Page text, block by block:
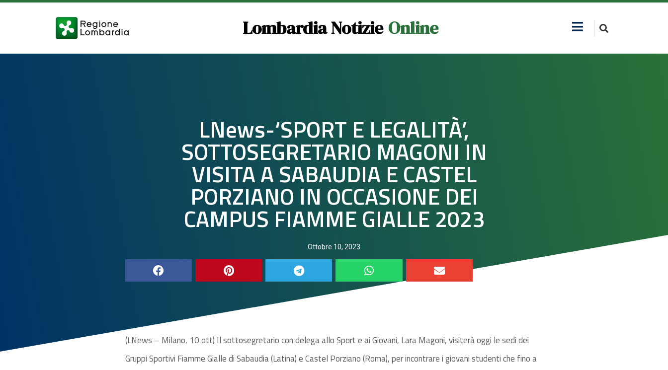
Lombardia Notizie Online
LNews-‘SPORT E LEGALITÀ’,
SOTTOSEGRETARIO MAGONI IN
VISITA A SABAUDIA E CASTEL
PORZIANO IN OCCASIONE DEI
CAMPUS FIAMME GIALLE 2023
Ottobre 10, 2023
(LNews – Milano, 10 ott) Il sottosegretario con delega allo Sport e ai Giovani, Lara Magoni, visiterà oggi le sedi dei
Gruppi Sportivi Fiamme Gialle di Sabaudia (Latina) e Castel Porziano (Roma), per incontrare i giovani studenti che fino a